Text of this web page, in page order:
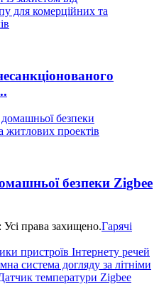
безпеки Zigbee
права захищено.Гарячі
пристроїв Інтернету речей
система догляду за літніми
температури Zigbee